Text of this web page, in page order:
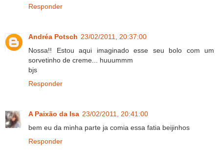
Responder
Andréa Potsch 23/02/2011, 20:37:00
Nossa!! Estou aqui imaginado esse seu bolo com um
sorvetinho de creme... huuummm
bjs
Responder
A Paixão da Isa 23/02/2011, 20:41:00
bem eu da minha parte ja comia essa fatia beijinhos
Responder